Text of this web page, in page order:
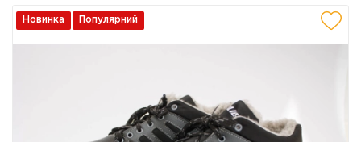
Новинка Популярний